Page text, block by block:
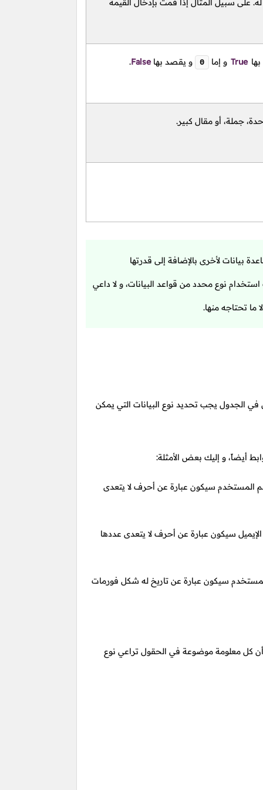
على سبيل المثال إذا قمت بإدخال القيمة
True و إما 0 و يقصد بهاFalse
.
جملة، أو مقال كبير.
بيانات لأخرى بالإضافة إلى قدرتها
نوع محدد من قواعد البيانات، و لا داعي
ما تحتاجه منها.
في الجدول يجب تحديد نوع البيانات التي يمكن
أيضاً، و إليك بعض الأمثلة:
المستخدم سيكون عبارة عن أحرف لا يتعدى
سيكون عبارة عن أحرف لا يتعدى عددها
سيكون عبارة عن تاريخ له شكل فورمات
كل معلومة موضوعة في الحقول تراعي نوع